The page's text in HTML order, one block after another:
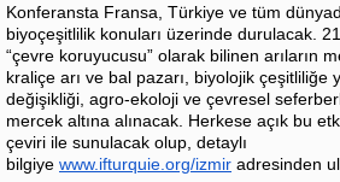
Konferansta Fransa, Türkiye ve tüm
biyoçeşitlilik konuları üzerinde durulacak.
“çevre koruyucusu” olarak bilinen arıların
kraliçe arı ve bal pazarı, biyolojik çeşitliliğe
değişikliği, agro-ekoloji ve çevresel
mercek altına alınacak. Herkese açık bu
çeviri ile sunulacak olup, detaylı
bilgiye www.ifturquie.org/izmir adresinden